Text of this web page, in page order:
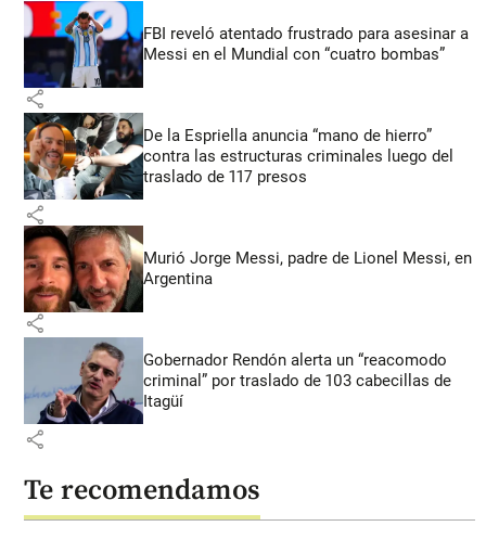
FBI reveló atentado frustrado para asesinar a
Messi en el Mundial con “cuatro bombas”
share
De la Espriella anuncia “mano de hierro”
contra las estructuras criminales luego del
traslado de 117 presos
share
Murió Jorge Messi, padre de Lionel Messi, en
Argentina
share
Gobernador Rendón alerta un “reacomodo
criminal” por traslado de 103 cabecillas de
Itagüí
share
Te recomendamos